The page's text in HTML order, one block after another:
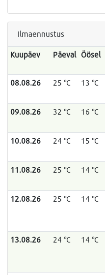
Ilmaennustus
Kuupäev Päeval Öösel
08.08.26
25 °C 13 °C
09.08.26 32 °C 16 °C
10.08.26 24 °C 15 °C
11.08.26 25 °C 14 °C
12.08.26 25 °C 14 °C
13.08.26 24 °C 14 °C